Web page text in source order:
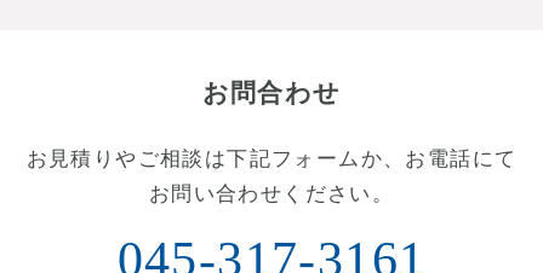
お問合わせ
お見積りやご相談は下記フォームか、お電話にて
お問い合わせください。
045-317-3161